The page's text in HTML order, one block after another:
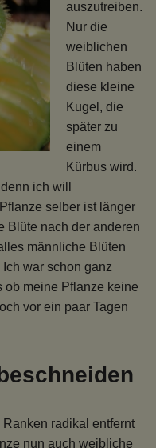
auszutreiben.
Nur die
weiblichen
Blüten haben
diese kleine
Kugel, die
später zu
einem
Kürbus wird.
ich will
selber ist länger
Blüte nach der anderen
männliche Blüten
war schon ganz
ob meine Pflanze keine
vor ein paar Tagen
radikal entfernt
nun auch weibliche